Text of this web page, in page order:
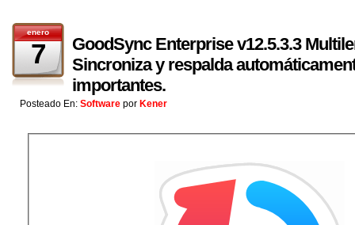
enero
7
GoodSync Enterprise v12.5.3.3
Sincroniza y respalda
importantes.
Posteado En: Software por Kener